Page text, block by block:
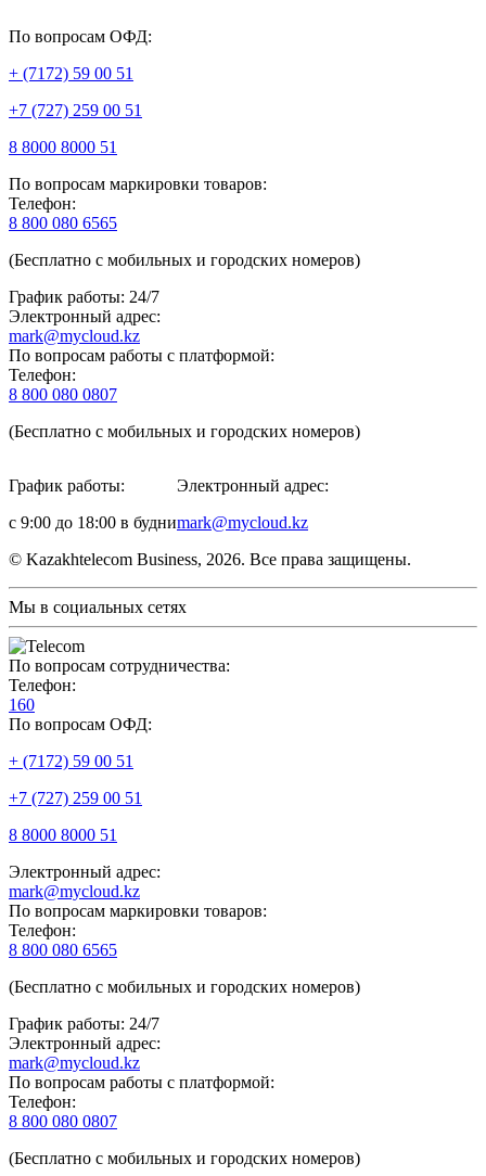
По вопросам ОФД:
+ (7172) 59 00 51
+7 (727) 259 00 51
8 8000 8000 51
По вопросам маркировки товаров:
Телефон:
8 800 080 6565
(Бесплатно с мобильных и городских номеров)
График работы: 24/7
Электронный адрес:
mark@mycloud.kz
По вопросам работы с платформой:
Телефон:
8 800 080 0807
(Бесплатно с мобильных и городских номеров)
График работы:
с 9:00 до 18:00 в будни
Электронный адрес:
mark@mycloud.kz
© Kazakhtelecom Business, 2026. Все права защищены.
Мы в социальных сетях
По вопросам сотрудничества:
Телефон:
160
По вопросам ОФД:
+ (7172) 59 00 51
+7 (727) 259 00 51
8 8000 8000 51
Электронный адрес:
mark@mycloud.kz
По вопросам маркировки товаров:
Телефон:
8 800 080 6565
(Бесплатно с мобильных и городских номеров)
График работы: 24/7
Электронный адрес:
mark@mycloud.kz
По вопросам работы с платформой:
Телефон:
8 800 080 0807
(Бесплатно с мобильных и городских номеров)